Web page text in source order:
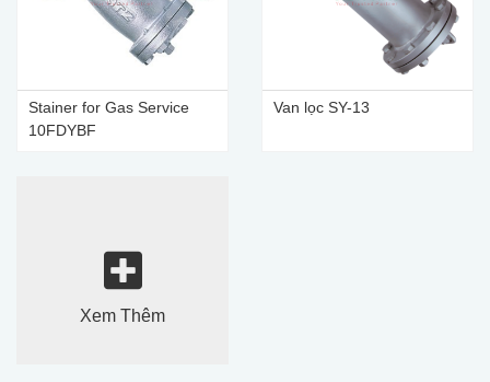
Stainer for Gas Service
10FDYBF
Van lọc SY-13
Xem Thêm